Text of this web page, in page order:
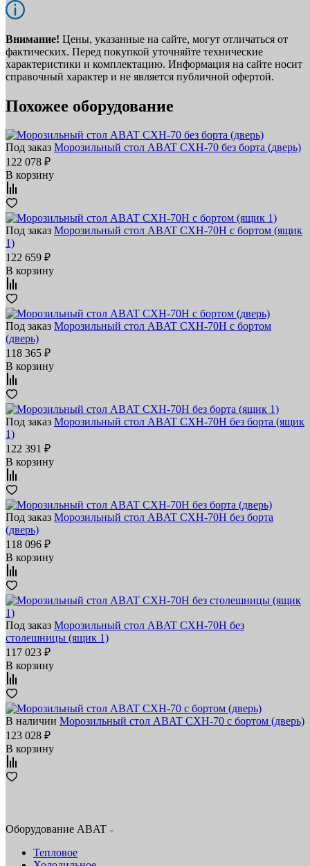
Внимание! Цены, указанные на сайте, могут отличаться от
фактических. Перед покупкой уточняйте технические
характеристики и комплектацию. Информация на сайте носит
справочный характер и не является публичной офертой.
Похожее оборудование
Под заказ Морозильный стол ABAT СХН-70 без борта (дверь)
122 078 ₽
В корзину
Под заказ Морозильный стол ABAT СХН-70Н с бортом (ящик
1)
122 659 ₽
В корзину
Под заказ Морозильный стол ABAT СХН-70Н с бортом
(дверь)
118 365 ₽
В корзину
Под заказ Морозильный стол ABAT СХН-70Н без борта (ящик
1)
122 391 ₽
В корзину
Под заказ Морозильный стол ABAT СХН-70Н без борта
(дверь)
118 096 ₽
В корзину
Под заказ Морозильный стол ABAT СХН-70Н без
столешницы (ящик 1)
117 023 ₽
В корзину
В наличии Морозильный стол ABAT СХН-70 с бортом (дверь)
123 028 ₽
В корзину
Оборудование ABAT
Тепловое